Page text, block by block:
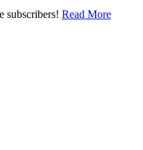
subscribers! Read More